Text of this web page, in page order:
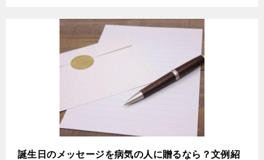
誕生日のメッセージを病気の人に贈るなら？文例紹